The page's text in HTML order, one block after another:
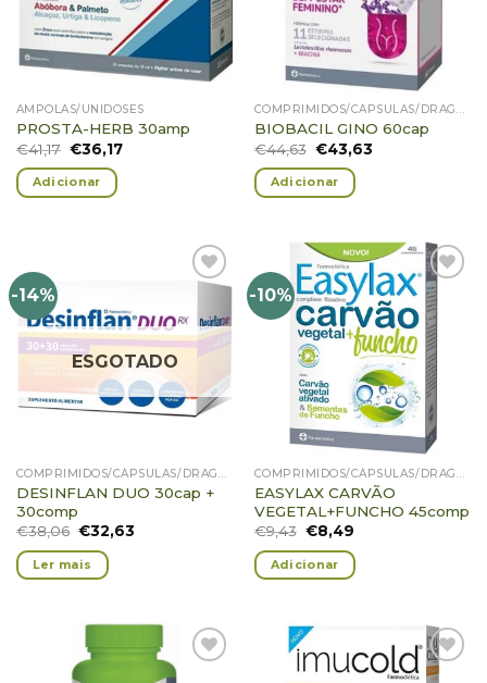
AMPOLAS/UNIDOSES
PROSTA-HERB 30amp
€41,17 €36,17
Adicionar
COMPRIMIDOS/CÁPSULAS/DRAGEIAS/PASTILHAS/GOMAS
BIOBACIL GINO 60cap
€44,63 €43,63
Adicionar
-14%
Favoritos
ESGOTADO
COMPRIMIDOS/CÁPSULAS/DRAGEIAS/PASTILHAS/GOMAS
DESINFLAN DUO 30cap +
30comp
€38,06 €32,63
Ler mais
-10%
Adicionar
Favoritos
COMPRIMIDOS/CÁPSULAS/DRAGEIAS/PASTILHAS/GOMAS
EASYLAX CARVÃO
VEGETAL+FUNCHO 45comp
€9,43 €8,49
Adicionar